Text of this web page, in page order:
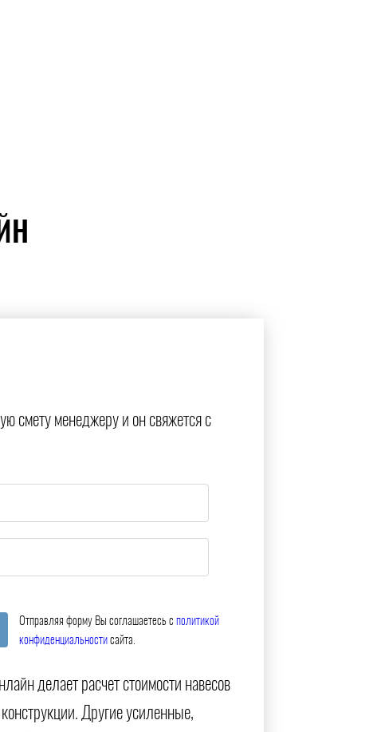
смету менеджеру и он свяжется с
Отправляя форму Вы соглашаетесь с политикой
конфиденциальности сайта.
делает расчет стоимости навесов
Другие усиленные,